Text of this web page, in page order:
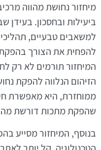
מיחזור נחושת מהווה
ביעילות ובחסכון. בעידן
למשאבים טבעיים,
להפחית את הצורך
המיחזור תורמים לא רק
הזיהום הנלווה להפקת
ממוחזרת, היא מאפשרת
שהפקת מתכות דורשת
בנוסף, המיחזור מסייע